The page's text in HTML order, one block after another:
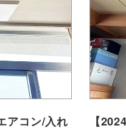
アコン/入れ
【